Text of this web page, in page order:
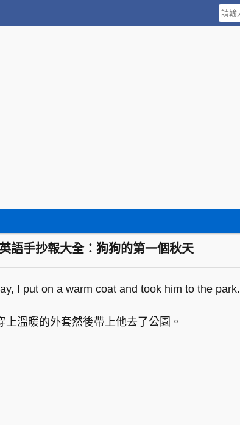
英語手抄報大全：狗狗的第一個秋天
I put on a warm coat and took him to the park.
溫暖的外套然後帶上他去了公園。